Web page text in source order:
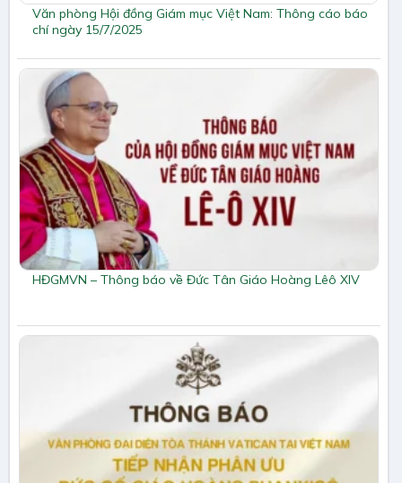
Văn phòng Hội đồng Giám mục Việt Nam: Thông cáo báo
chí ngày 15/7/2025
HĐGMVN – Thông báo về Đức Tân Giáo Hoàng Lêô XIV